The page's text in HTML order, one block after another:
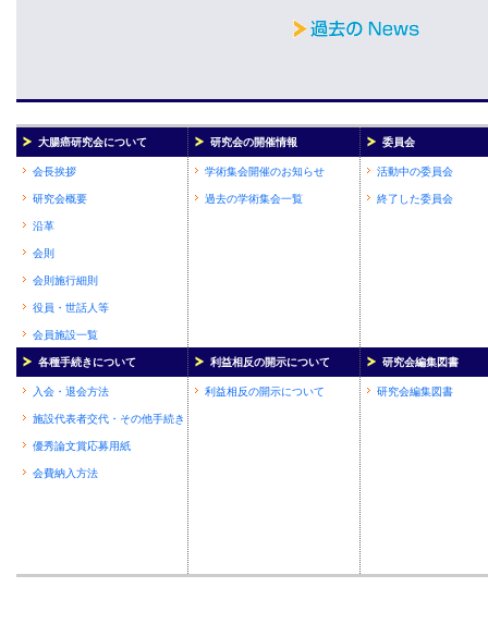
大腸癌研究会について 研究会の開催情報 委員会
会長挨拶
研究会概要
沿革
会則
会則施行細則
役員・世話人等
会員施設一覧
学術集会開催のお知らせ
過去の学術集会一覧
活動中の委員会
終了した委員会
各種手続きについて 利益相反の開示について 研究会編集図書
入会・退会方法
施設代表者交代・その他手続き
優秀論文賞応募用紙
会費納入方法
利益相反の開示について 研究会編集図書